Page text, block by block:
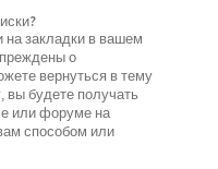
на закладки в вашем
о
вернуться в тему
будете получать
или форуме на
способом или